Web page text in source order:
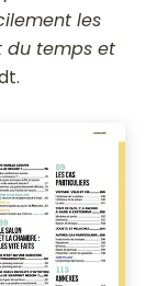
les
du temps et